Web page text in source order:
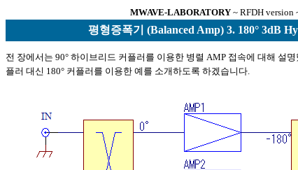
MWAVE-LABORATORY ~ RFDH version
평형증폭기 (Balanced Amp) 3. 180° 3dB
전 장에서는 90° 하이브리드 커플러를 이용한 병렬 AMP 접속에 대해 설
플러 대신 180° 커플러를 이용한 예를 소개하도록 하겠습니다.